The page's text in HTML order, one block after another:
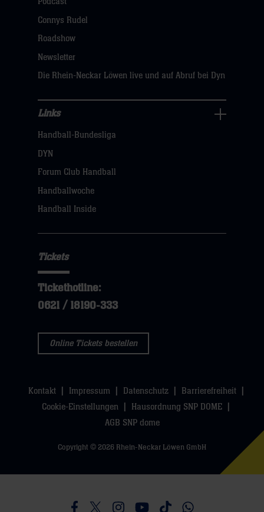
hier
Connys Rudel
Roadshow
Newsletter
Die Rhein-Neckar Löwen live und auf Abruf bei Dyn
Navigation
öffnen,
dann
Links
Handball-Bundesliga
DYN
Forum Club Handball
Handballwoche
Handball Inside
Tickets
Tickethotline:
0621 / 18190-333
Online Tickets bestellen
Kontakt Impressum Datenschutz
Barrierefreiheit
Cookie-Einstellungen
Hausordnung SNP DOME
AGB SNP dome
Copyright © 2026 Rhein-Neckar Löwen GmbH